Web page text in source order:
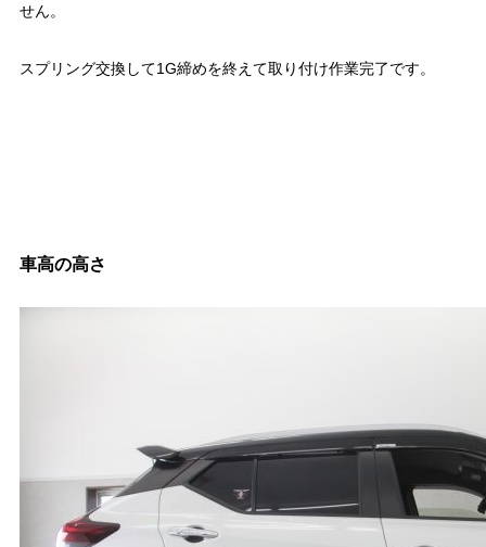
せん。
スプリング交換して1G締めを終えて取り付け作業完了です。
車高の高さ